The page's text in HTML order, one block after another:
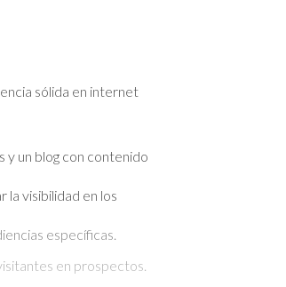
sólida en internet
un blog con contenido
la visibilidad en los
específicas.
en prospectos.